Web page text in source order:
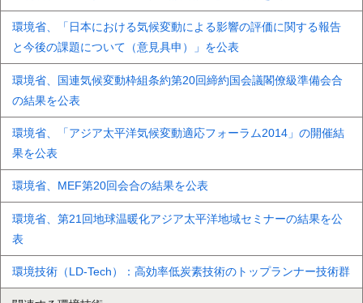
環境省、「日本における気候変動による影響の評価に関する報告
と今後の課題について（意見具申）」を公表
環境省、国連気候変動枠組条約第20回締約国会議閣僚級準備会合
の結果を公表
環境省、「アジア太平洋気候変動適応フォーラム2014」の開催結
果を公表
環境省、MEF第20回会合の結果を公表
環境省、第21回地球温暖化アジア太平洋地域セミナーの結果を公
表
環境技術（LD‑Tech）：高効率低炭素技術のトップランナー技術群